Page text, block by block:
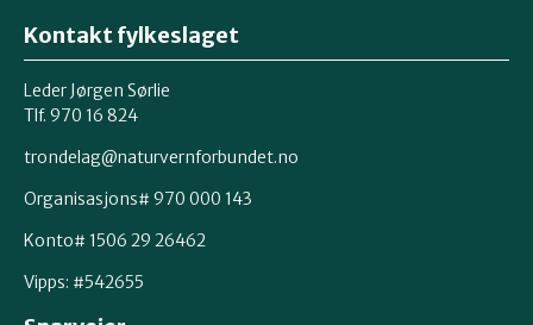
Kontakt fylkeslaget
Leder Jørgen Sørlie
Tlf. 970 16 824
trondelag@naturvernforbundet.no
Organisasjons# 970 000 143
Konto# 1506 29 26462
Vipps: #542655